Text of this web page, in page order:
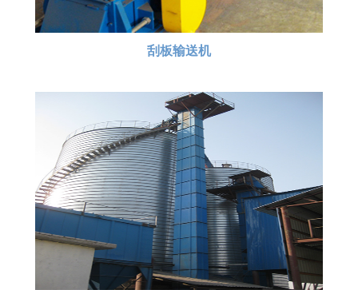
刮板输送机